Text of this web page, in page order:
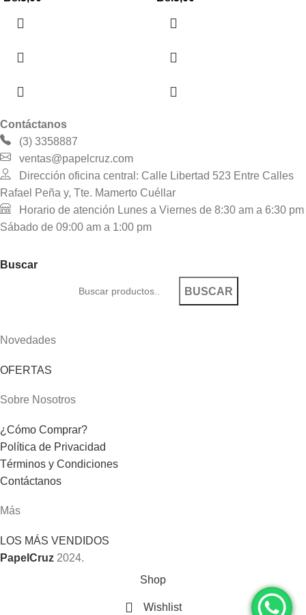
Contáctanos
(3) 3358887
ventas@papelcruz.com
Dirección oficina central: Calle Libertad 523 Entre Calles
Rafael Peña y, Tte. Mamerto Cuéllar
Horario de atención Lunes a Viernes de 8:30 am a 6:30 pm
Sábado de 09:00 am a 1:00 pm
Buscar
BUSCAR
Novedades
OFERTAS
Sobre Nosotros
¿Cómo Comprar?
Política de Privacidad
Términos y Condiciones
Contáctanos
Más
LOS MÁS VENDIDOS
PapelCruz 2024.
Shop
Wishlist